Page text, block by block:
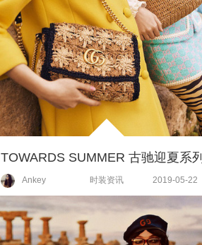
TOWARDS SUMMER 古驰迎夏系列
Ankey 时装资讯 2019-05-22